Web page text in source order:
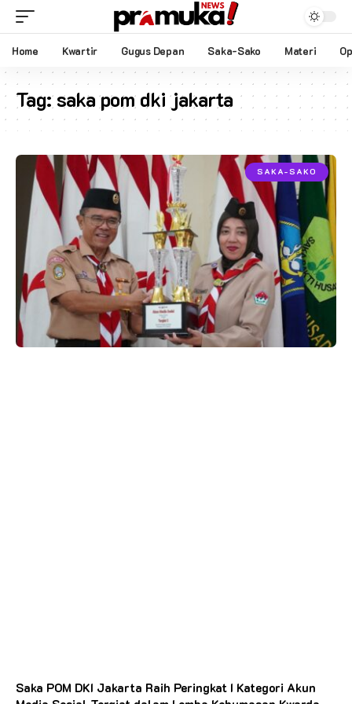
Home Kwartir Gugus Depan Saka-Sako Materi
Tag:saka pom dki jakarta
SAKA-SAKO
Saka POM DKI Jakarta Raih Peringkat I Kategori Akun